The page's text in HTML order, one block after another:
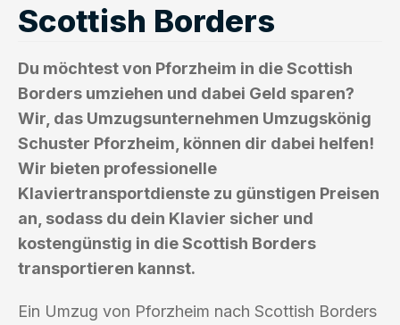
Scottish Borders
Du möchtest von Pforzheim in die Scottish
Borders umziehen und dabei Geld sparen?
Wir, das Umzugsunternehmen Umzugskönig
Schuster Pforzheim, können dir dabei helfen!
Wir bieten professionelle
Klaviertransportdienste zu günstigen Preisen
an, sodass du dein Klavier sicher und
kostengünstig in die Scottish Borders
transportieren kannst.
Ein Umzug von Pforzheim nach Scottish Borders